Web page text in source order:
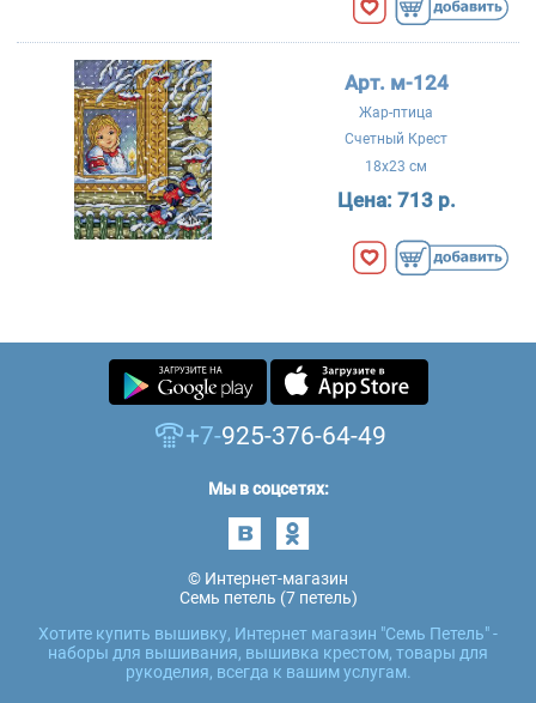
Арт. м-124
Жар-птица
Счетный Крест
18x23 см
Цена: 713 р.
+7-925-376-64-49
Мы в соцсетях:
© Интернет-магазин
Семь петель (7 петель)
Хотите купить вышивку, Интернет магазин "Семь Петель" -
наборы для вышивания, вышивка крестом, товары для
рукоделия, всегда к вашим услугам.